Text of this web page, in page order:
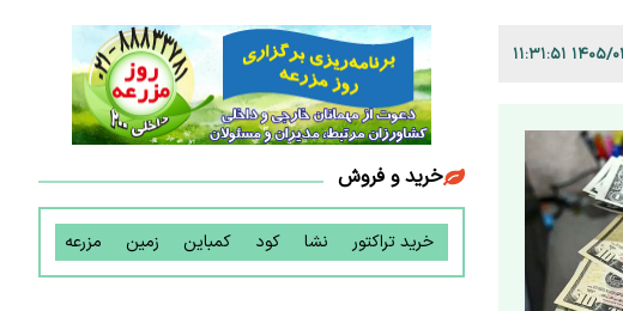
۱۵ ۱۱:۳۱:۵۱
خرید و فروش
خرید تراکتور نشا کود کمباین زمین مزرعه